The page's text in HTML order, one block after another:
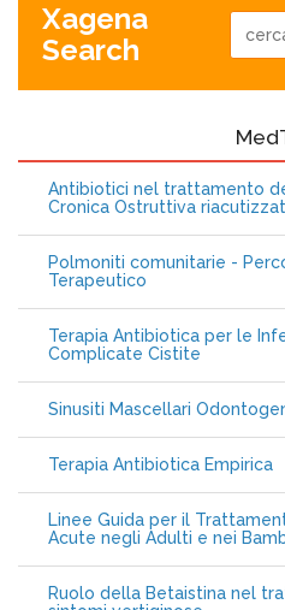
Xagena
Search
Antibiotici nel trattamento
Cronica Ostruttiva
Polmoniti comunitarie -
Terapeutico
Terapia Antibiotica per le
Complicate Cistite
Sinusiti Mascellari
Terapia Antibiotica Empirica
Linee Guida per il
Acute negli Adulti e nei
Ruolo della Betaistina nel